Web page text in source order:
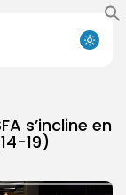
s’incline en
19)